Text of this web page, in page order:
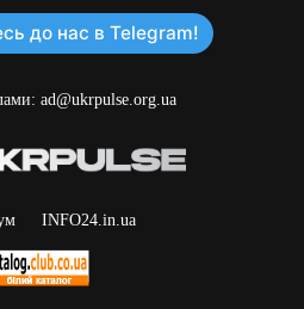
до нас в Telegram!
ad@ukrpulse.org.ua
INFO24.in.ua